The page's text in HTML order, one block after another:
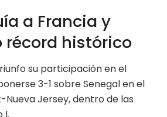
a Francia y
récord histórico
su participación en el
3-1 sobre Senegal en el
Nueva Jersey, dentro de las
I.